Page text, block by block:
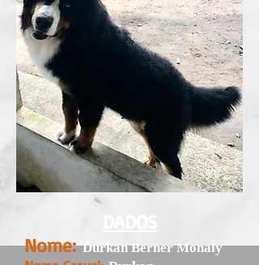
Nome: Durkan Berner Monaly